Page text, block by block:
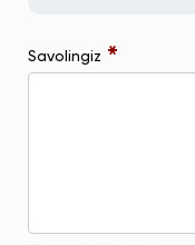
Savolingiz *